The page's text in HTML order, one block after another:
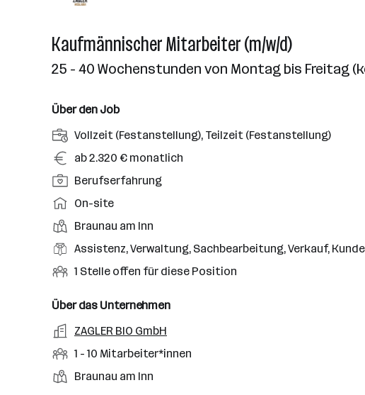
Kaufmännischer Mitarbeiter (m/w/d)
25 - 40 Wochenstunden von Montag bis Freitag
Über den Job
A
n
t
e
l
u
n
s
r
t
Vollzeit (Festanstellung), Teilzeit (Festanstellung)
G
e
h
a
l
t
ab 2.320 € monatlich
P
o
i
t
i
n
e
b
n
Berufserfahrung
A
r
b
e
i
s
m
o
d
e
On-site
D
i
n
t
o
t
Braunau am Inn
B
e
u
s
f
l
Assistenz, Verwaltung, Sachbearbeitung, Verkauf,
O
f
n
e
S
1 Stelle offen für diese Position
Über das Unternehmen
A
r
e
ZAGLER BIO GmbH
M
i
t
1 - 10 Mitarbeiter*innen
S
Braunau am Inn